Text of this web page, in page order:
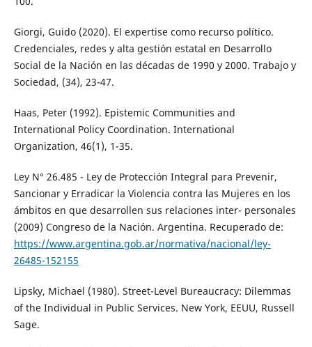
Giorgi, Guido (2020). El expertise como recurso político.
Credenciales, redes y alta gestión estatal en Desarrollo
Social de la Nación en las décadas de 1990 y 2000. Trabajo y
Sociedad, (34), 23-47.
Haas, Peter (1992). Epistemic Communities and
International Policy Coordination. International
Organization, 46(1), 1-35.
Ley N° 26.485 - Ley de Protección Integral para Prevenir,
Sancionar y Erradicar la Violencia contra las Mujeres en los
ámbitos en que desarrollen sus relaciones inter- personales
(2009) Congreso de la Nación. Argentina. Recuperado de:
https://www.argentina.gob.ar/normativa/nacional/ley-
26485-152155
Lipsky, Michael (1980). Street-Level Bureaucracy: Dilemmas
of the Individual in Public Services. New York, EEUU, Russell
Sage.